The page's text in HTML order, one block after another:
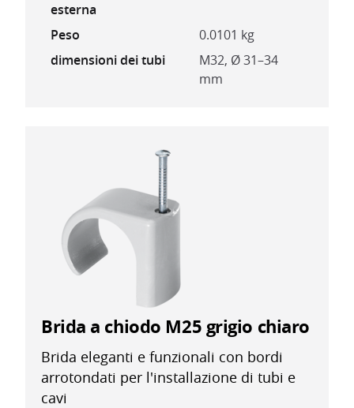
esterna
Peso
0.0101 kg
dimensioni dei tubi
M32, Ø 31–34
mm
Brida a chiodo M25 grigio chiaro
Brida eleganti e funzionali con bordi
arrotondati per l'installazione di tubi e
cavi